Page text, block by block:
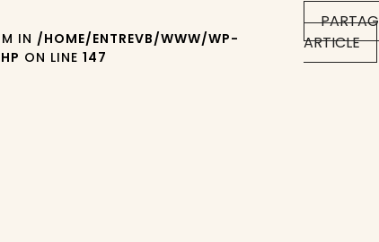
ARTICLE
IN /HOME/ENTREVB/WWW/WP-
ON LINE147